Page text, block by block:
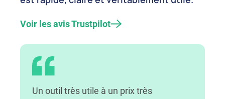
Voir les avis Trustpilot
Un outil très utile à un prix très